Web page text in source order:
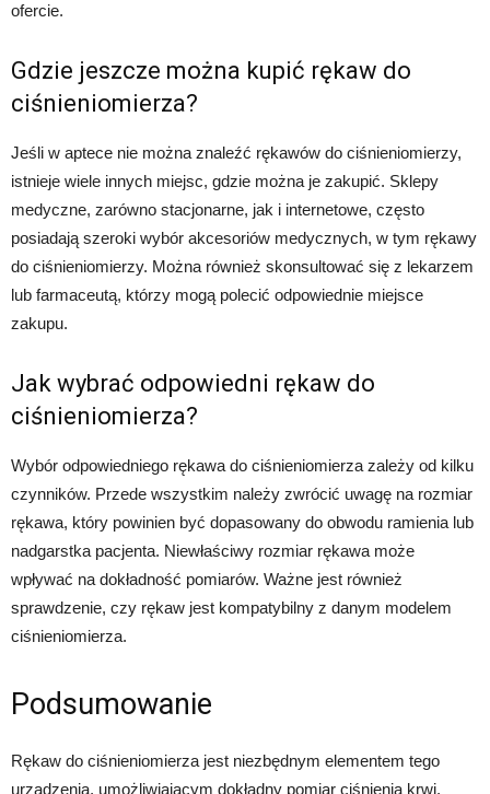
ofercie.
Gdzie jeszcze można kupić rękaw do
ciśnieniomierza?
Jeśli w aptece nie można znaleźć rękawów do ciśnieniomierzy,
istnieje wiele innych miejsc, gdzie można je zakupić. Sklepy
medyczne, zarówno stacjonarne, jak i internetowe, często
posiadają szeroki wybór akcesoriów medycznych, w tym rękawy
do ciśnieniomierzy. Można również skonsultować się z lekarzem
lub farmaceutą, którzy mogą polecić odpowiednie miejsce
zakupu.
Jak wybrać odpowiedni rękaw do
ciśnieniomierza?
Wybór odpowiedniego rękawa do ciśnieniomierza zależy od kilku
czynników. Przede wszystkim należy zwrócić uwagę na rozmiar
rękawa, który powinien być dopasowany do obwodu ramienia lub
nadgarstka pacjenta. Niewłaściwy rozmiar rękawa może
wpływać na dokładność pomiarów. Ważne jest również
sprawdzenie, czy rękaw jest kompatybilny z danym modelem
ciśnieniomierza.
Podsumowanie
Rękaw do ciśnieniomierza jest niezbędnym elementem tego
urządzenia, umożliwiającym dokładny pomiar ciśnienia krwi.